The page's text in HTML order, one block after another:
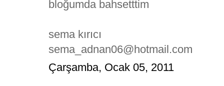
bloğumda bahsetttim
sema kırıcı
sema_adnan06@hotmail.com
Çarşamba, Ocak 05, 2011